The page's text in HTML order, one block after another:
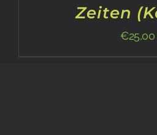
Zeiten
€25,00